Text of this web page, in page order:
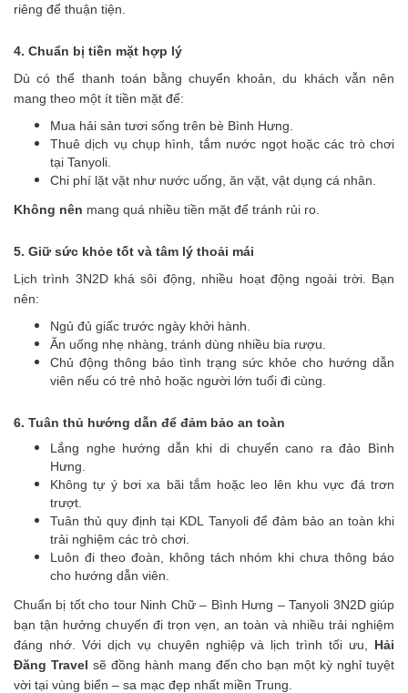
riêng để thuận tiện.
4. Chuẩn bị tiền mặt hợp lý
Dù có thể thanh toán bằng chuyển khoản, du khách vẫn nên
mang theo một ít tiền mặt để:
Mua hải sản tươi sống trên bè Bình Hưng.
Thuê dịch vụ chụp hình, tắm nước ngọt hoặc các trò chơi
tại Tanyoli.
Chi phí lặt vặt như nước uống, ăn vặt, vật dụng cá nhân.
Không nên mang quá nhiều tiền mặt để tránh rủi ro.
5. Giữ sức khỏe tốt và tâm lý thoải mái
Lịch trình 3N2D khá sôi động, nhiều hoạt động ngoài trời. Bạn
nên:
Ngủ đủ giấc trước ngày khởi hành.
Ăn uống nhẹ nhàng, tránh dùng nhiều bia rượu.
Chủ động thông báo tình trạng sức khỏe cho hướng dẫn
viên nếu có trẻ nhỏ hoặc người lớn tuổi đi cùng.
6. Tuân thủ hướng dẫn để đảm bảo an toàn
Lắng nghe hướng dẫn khi di chuyển cano ra đảo Bình
Hưng.
Không tự ý bơi xa bãi tắm hoặc leo lên khu vực đá trơn
trượt.
Tuân thủ quy định tại KDL Tanyoli để đảm bảo an toàn khi
trải nghiệm các trò chơi.
Luôn đi theo đoàn, không tách nhóm khi chưa thông báo
cho hướng dẫn viên.
Chuẩn bị tốt cho tour Ninh Chữ – Bình Hưng – Tanyoli 3N2D giúp
bạn tận hưởng chuyến đi trọn vẹn, an toàn và nhiều trải nghiệm
đáng nhớ. Với dịch vụ chuyên nghiệp và lịch trình tối ưu, Hải
Đăng Travel sẽ đồng hành mang đến cho bạn một kỳ nghỉ tuyệt
vời tại vùng biển – sa mạc đẹp nhất miền Trung.